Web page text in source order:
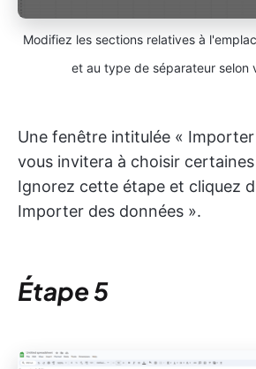
Modifiez les sections relatives à
et au type de séparateur selon
Une fenêtre intitulée «
vous invitera à choisir
Ignorez cette étape et cliquez
Importer des données ».
Étape 5